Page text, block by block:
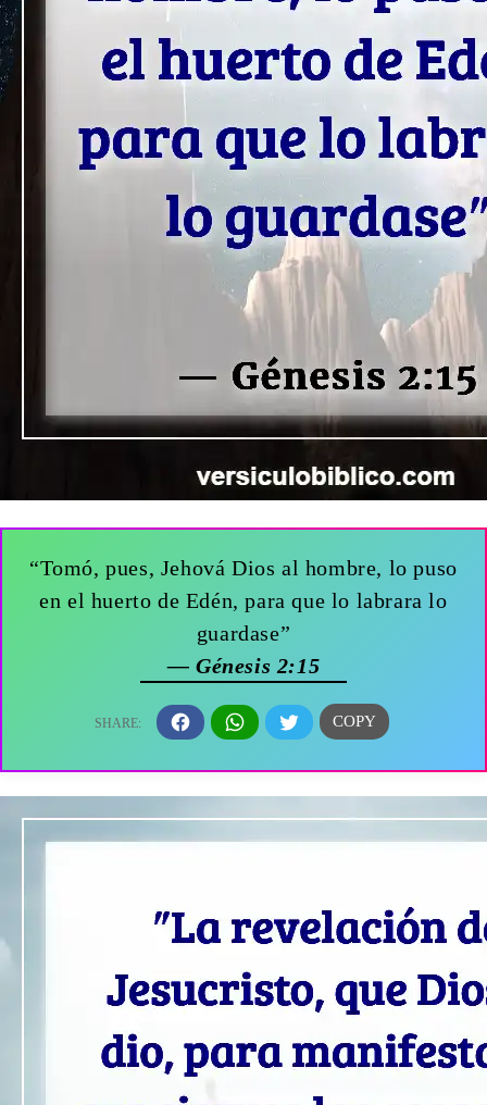
“Tomó, pues, Jehová Dios al hombre, lo puso
en el huerto de Edén, para que lo labrara lo
guardase”
— Génesis 2:15